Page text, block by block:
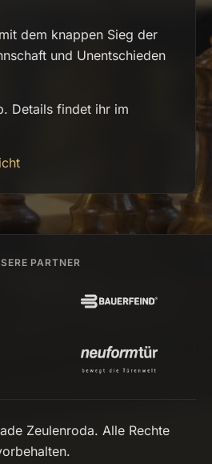
dem knappen Sieg der
und Unentschieden
Details findet ihr im
PARTNER
Zeulenroda. Alle Rechte